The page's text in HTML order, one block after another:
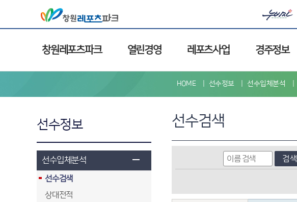
창원레포츠파크 열린경영 레포츠사업 경주정보
선수정보
선수입체분석
선수검색
상대전적
HOME 선수정보 선수입체분석
선수검색
검색